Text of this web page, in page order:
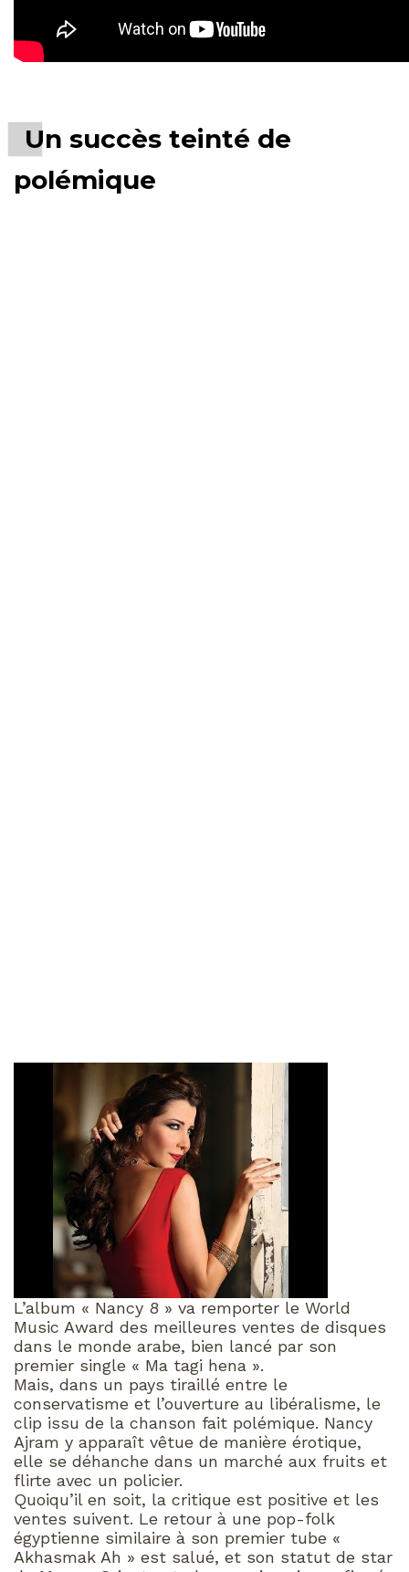
Un succès teinté de
polémique
L’album « Nancy 8 » va remporter le World
Music Award des meilleures ventes de disques
dans le monde arabe, bien lancé par son
premier single « Ma tagi hena ».
Mais, dans un pays tiraillé entre le
conservatisme et l’ouverture au libéralisme, le
clip issu de la chanson fait polémique. Nancy
Ajram y apparaît vêtue de manière érotique,
elle se déhanche dans un marché aux fruits et
flirte avec un policier.
Quoiqu’il en soit, la critique est positive et les
ventes suivent. Le retour à une pop-folk
égyptienne similaire à son premier tube «
Akhasmak Ah » est salué, et son statut de star